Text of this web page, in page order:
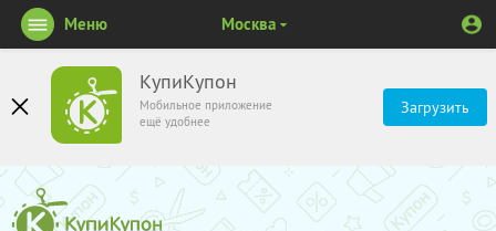
КупиКупон
Мобильное приложение
ещё удобнее
Загрузить
Меню Москва